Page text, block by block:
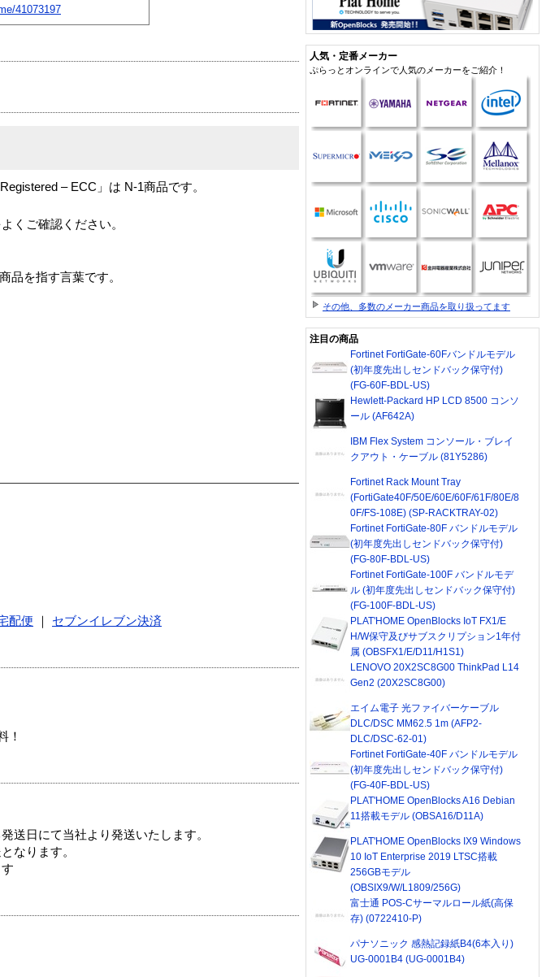
41073197
– ECC」は N-1商品です。
くご確認ください。
品を指す言葉です。
配便
セブンイレブン決済
！
送日にて当社より発送いたします。
なります。
人気・定番メーカー
ぷらっとオンラインで人気のメーカーをご紹介！
その他、多数のメーカー商品を取り扱ってます
注目の商品
Fortinet FortiGate-60Fバンドルモデル
(初年度先出しセンドバック保守付)
(FG-60F-BDL-US)
Hewlett-Packard HP LCD 8500 コンソ
ール (AF642A)
IBM Flex System コンソール・ブレイ
クアウト・ケーブル (81Y5286)
Fortinet Rack Mount Tray
(FortiGate40F/50E/60E/60F/61F/80E/8
0F/FS-108E) (SP-RACKTRAY-02)
Fortinet FortiGate-80F バンドルモデル
(初年度先出しセンドバック保守付)
(FG-80F-BDL-US)
Fortinet FortiGate-100F バンドルモデ
ル (初年度先出しセンドバック保守付)
(FG-100F-BDL-US)
PLAT'HOME OpenBlocks IoT FX1/E
H/W保守及びサブスクリプション1年付
属 (OBSFX1/E/D11/H1S1)
LENOVO 20X2SC8G00 ThinkPad L14
Gen2 (20X2SC8G00)
エイム電子 光ファイバーケーブル
DLC/DSC MM62.5 1m (AFP2-
DLC/DSC-62-01)
Fortinet FortiGate-40F バンドルモデル
(初年度先出しセンドバック保守付)
(FG-40F-BDL-US)
PLAT'HOME OpenBlocks A16 Debian
11搭載モデル (OBSA16/D11A)
PLAT'HOME OpenBlocks IX9 Windows
10 IoT Enterprise 2019 LTSC搭載
256GBモデル
(OBSIX9/W/L1809/256G)
富士通 POS-Cサーマルロール紙(高保
存) (0722410-P)
パナソニック 感熱記録紙B4(6本入り)
UG-0001B4 (UG-0001B4)